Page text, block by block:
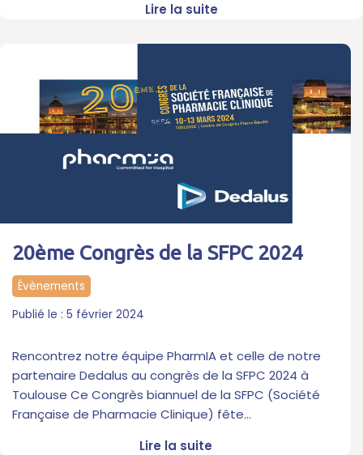
Lire la suite
20ème Congrès de la SFPC 2024
Évènements
5 février 2024
Rencontrez notre équipe PharmIA et celle de notre
partenaire Dedalus au congrès de la SFPC 2024 à
Toulouse Ce Congrès biannuel de la SFPC (Société
Française de Pharmacie Clinique) fête…
Lire la suite